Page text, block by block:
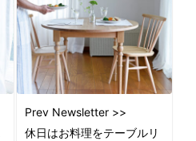
Prev Newsletter >>
休日はお料理をテーブルリ